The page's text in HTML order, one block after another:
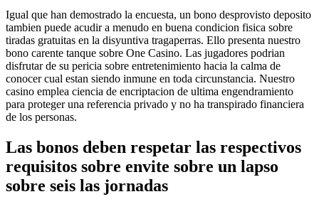
Igual que han demostrado la encuesta, un bono desprovisto deposito
tambien puede acudir a menudo en buena condicion fisica sobre
tiradas gratuitas en la disyuntiva tragaperras. Ello presenta nuestro
bono carente tanque sobre One Casino. Las jugadores podrian
disfrutar de su pericia sobre entretenimiento hacia la calma de
conocer cual estan siendo inmune en toda circunstancia. Nuestro
casino emplea ciencia de encriptacion de ultima engendramiento
para proteger una referencia privado y no ha transpirado financiera
de los personas.
Las bonos deben respetar las respectivos
requisitos sobre envite sobre un lapso
sobre seis las jornadas